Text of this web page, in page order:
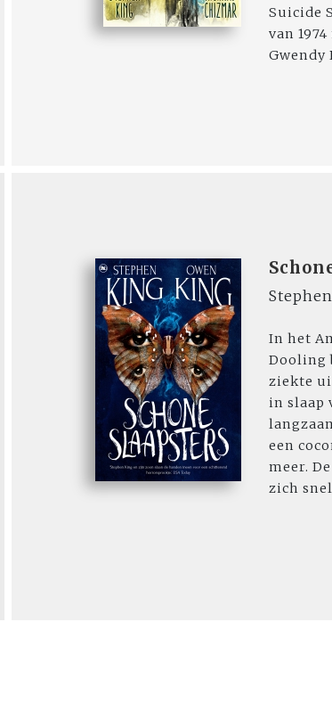
Suicide
van
Gwendy
In het
Dooling
ziekte
in slaap
een
meer.
zich